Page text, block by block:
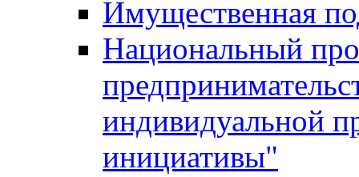
Имущественная
Национальный
индивидуальной
инициативы"